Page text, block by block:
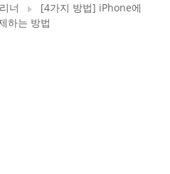
너
[4가지 방법] iPhone에
하는 방법